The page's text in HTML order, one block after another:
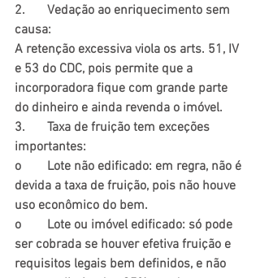
2.	Vedação ao enriquecimento sem
causa:
A retenção excessiva viola os arts. 51, IV
e 53 do CDC, pois permite que a
incorporadora fique com grande parte
do dinheiro e ainda revenda o imóvel.
3.	Taxa de fruição tem exceções
importantes:
o	Lote não edificado: em regra, não é
devida a taxa de fruição, pois não houve
uso econômico do bem.
o	Lote ou imóvel edificado: só pode
ser cobrada se houver efetiva fruição e
requisitos legais bem definidos, e não